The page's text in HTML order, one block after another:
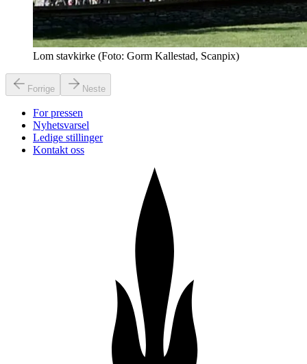
Lom stavkirke (Foto: Gorm Kallestad, Scanpix)
Forrige Neste
For pressen
Nyhetsvarsel
Ledige stillinger
Kontakt oss